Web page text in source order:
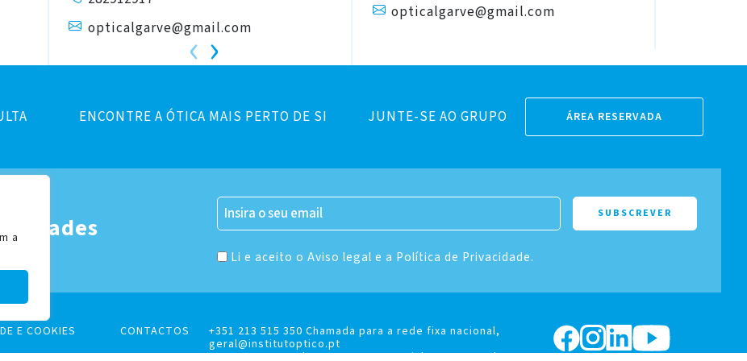
a
opticalgarve@gmail.com
opticalgarve@gmail.com
‹›
ENCONTRE A ÓTICA MAIS PERTO DE SI JUNTE-SE AO GRUPO ÁREA RESERVADA
Li e aceito o Aviso legal e a Política de Privacidade.
E COOKIES CONTACTOS
+351 213 515 350 Chamada para a rede fixa nacional,
geral@institutoptico.pt
Rua Jorge Barradas, 16B, 1500-370 Lisboa, Portugal